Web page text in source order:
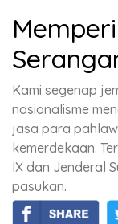
Kami segenap
nasionalisme
jasa para
kemerdekaan.
IX dan Jenderal
pasukan.